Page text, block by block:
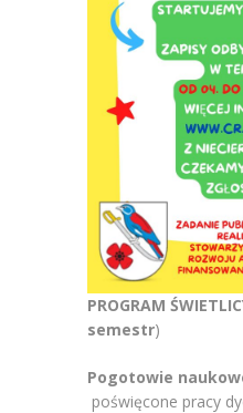
PROGRAM
semestr)
Pogotowie
poświęcone pracy